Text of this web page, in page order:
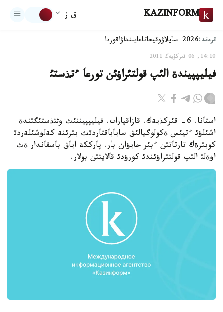
KAZINFORM ق ز
ترەند:2026-سايلاۋ وقيعاتاعايىنداۋاقوردا
14:10, 06 قىركۇيەك 2011
فيليپپيندة الئپ قولتئراؤئن تورعا ءتذستئ
استانا. 6- قئركذيةك. قازاقپارات. فيليپپيننئث وثتذستئگئندة
اشئلؤئ ءتيئس ةكولوگيالئق ساياباقتاردئث بئرئنة كةلؤشئلةردئ
كوبئرةك تارتاتئن ءبئر حايؤان بار. پارككة اياق باسقاندار ةث
اؤةلئ الئپ قولتئراؤئندئ كورؤدئ قالايتئن بولار.